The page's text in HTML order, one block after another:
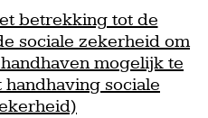
betrekking tot de
sociale zekerheid om
mogelijk te
handhaving sociale